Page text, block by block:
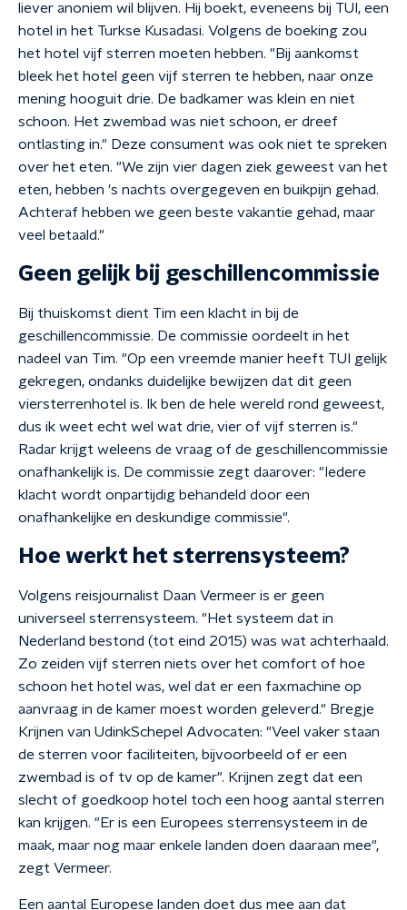
liever anoniem wil blijven. Hij boekt, eveneens bij TUI, een
hotel in het Turkse Kusadasi. Volgens de boeking zou
het hotel vijf sterren moeten hebben. "Bij aankomst
bleek het hotel geen vijf sterren te hebben, naar onze
mening hooguit drie. De badkamer was klein en niet
schoon. Het zwembad was niet schoon, er dreef
ontlasting in." Deze consument was ook niet te spreken
over het eten. "We zijn vier dagen ziek geweest van het
eten, hebben 's nachts overgegeven en buikpijn gehad.
Achteraf hebben we geen beste vakantie gehad, maar
veel betaald."
Geen gelijk bij geschillencommissie
Bij thuiskomst dient Tim een klacht in bij de
geschillencommissie. De commissie oordeelt in het
nadeel van Tim. "Op een vreemde manier heeft TUI gelijk
gekregen, ondanks duidelijke bewijzen dat dit geen
viersterrenhotel is. Ik ben de hele wereld rond geweest,
dus ik weet echt wel wat drie, vier of vijf sterren is."
Radar krijgt weleens de vraag of de geschillencommissie
onafhankelijk is. De commissie zegt daarover: "Iedere
klacht wordt onpartijdig behandeld door een
onafhankelijke en deskundige commissie".
Hoe werkt het sterrensysteem?
Volgens reisjournalist Daan Vermeer is er geen
universeel sterrensysteem. "Het systeem dat in
Nederland bestond (tot eind 2015) was wat achterhaald.
Zo zeiden vijf sterren niets over het comfort of hoe
schoon het hotel was, wel dat er een faxmachine op
aanvraag in de kamer moest worden geleverd." Bregje
Krijnen van UdinkSchepel Advocaten: "Veel vaker staan
de sterren voor faciliteiten, bijvoorbeeld of er een
zwembad is of tv op de kamer". Krijnen zegt dat een
slecht of goedkoop hotel toch een hoog aantal sterren
kan krijgen. "Er is een Europees sterrensysteem in de
maak, maar nog maar enkele landen doen daaraan mee",
zegt Vermeer.
Een aantal Europese landen doet dus mee aan dat